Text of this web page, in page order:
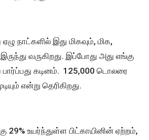
நாட்களில் இது மிகவும், மிக,
வருகிறது. இப்போது அது எங்கு
பார்ப்பது கடினம். 125,000 டொலரை
என்று தெரிகிறது.
உயர்ந்துள்ள பிட்காயினின் ஏற்றம்,